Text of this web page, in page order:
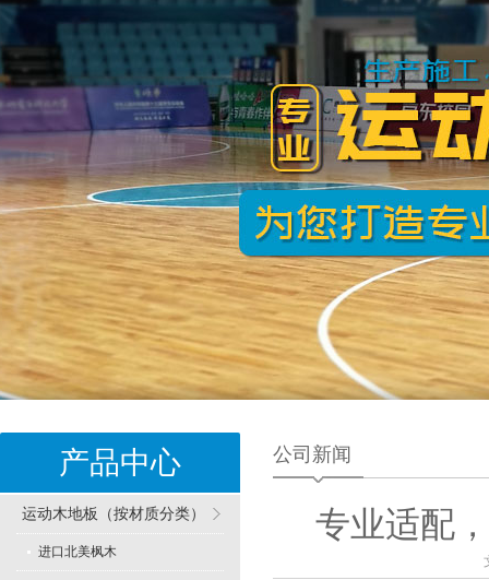
产品中心
运动木地板（按材质分类）
进口北美枫木
公司新闻
专业适配